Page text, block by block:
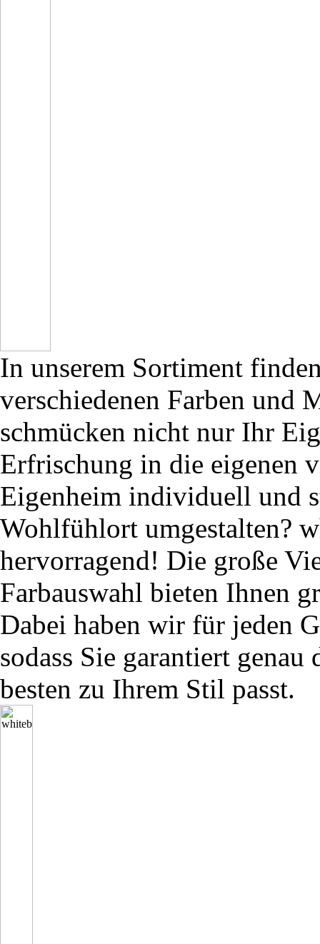
In unserem Sortiment
verschiedenen Farben und
schmücken nicht nur Ihr
Erfrischung in die eigenen
Eigenheim individuell und
Wohlfühlort umgestalten?
hervorragend! Die große
Farbauswahl bieten Ihnen
Dabei haben wir für jeden
sodass Sie garantiert
besten zu Ihrem Stil passt.